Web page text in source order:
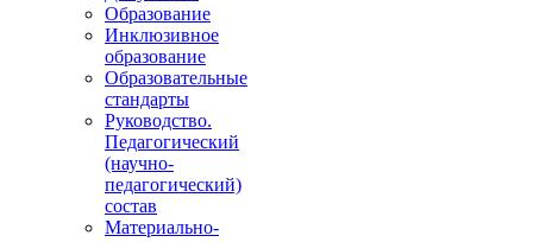
Образование
Инклюзивное
образование
Образовательные
стандарты
Руководство.
Педагогический
(научно-
педагогический)
состав
Материально-